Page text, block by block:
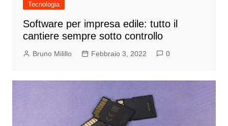
Tecnologia
Software per impresa edile: tutto il
cantiere sempre sotto controllo
Bruno Milillo Febbraio 3, 2022 0